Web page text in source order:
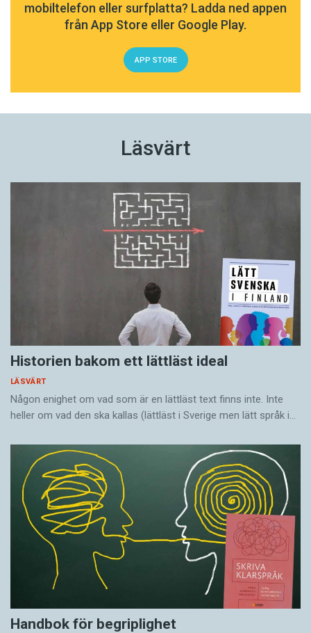
mobiltelefon eller surfplatta? Ladda ned appen
från App Store eller Google Play.
APP STORE
Läsvärt
Historien bakom ett lättläst ideal
LÄSVÄRT
Någon enighet om vad som är en lättläst text finns inte. Inte
heller om vad den ska kallas (lättläst i Sverige men lätt språk i…
Handbok för begriplighet